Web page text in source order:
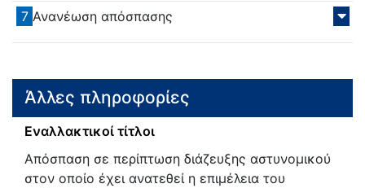
7 Ανανέωση απόσπασης
Άλλες πληροφορίες
Εναλλακτικοί τίτλοι
Απόσπαση σε περίπτωση διάζευξης αστυνομικού
στον οποίο έχει ανατεθεί η επιμέλεια του